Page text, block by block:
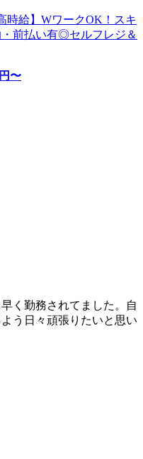
給】WワークOK！スキ
前払い有◎セルフレジ＆
円〜
く勤務されてました。自
う日々頑張りたいと思い